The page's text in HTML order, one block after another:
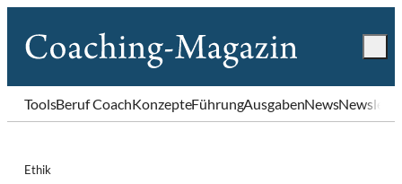
ToolsBeruf CoachKonzepteFührungAusgabenNews
Ethik